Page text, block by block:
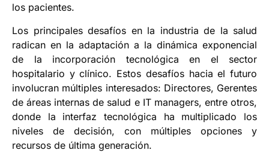
los pacientes.
Los principales desafíos en la industria de la salud
radican en la adaptación a la dinámica exponencial
de la incorporación tecnológica en el sector
hospitalario y clínico. Estos desafíos hacia el futuro
involucran múltiples interesados: Directores, Gerentes
de áreas internas de salud e IT managers, entre otros,
donde la interfaz tecnológica ha multiplicado los
niveles de decisión, con múltiples opciones y
recursos de última generación.